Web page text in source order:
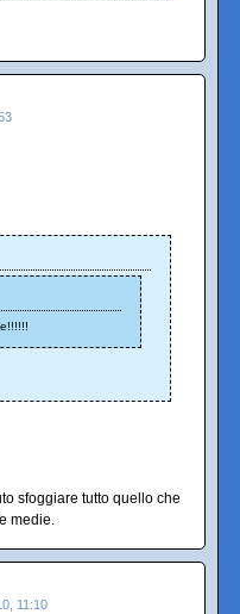
sfoggiare tutto quello che
medie.
11:10